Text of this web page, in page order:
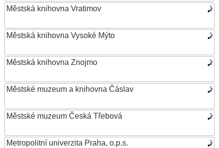
Městská knihovna Vratimov
Městská knihovna Vysoké Mýto
Městská knihovna Znojmo
Městské muzeum a knihovna Čáslav
Městské muzeum Česká Třebová
Metropolitní univerzita Praha, o.p.s.